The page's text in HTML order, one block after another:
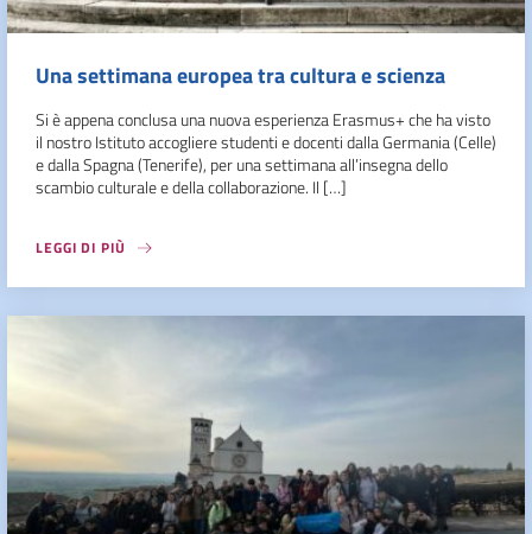
Una settimana europea tra cultura e scienza
Si è appena conclusa una nuova esperienza Erasmus+ che ha visto
il nostro Istituto accogliere studenti e docenti dalla Germania (Celle)
e dalla Spagna (Tenerife), per una settimana all’insegna dello
scambio culturale e della collaborazione. Il […]
LEGGI DI PIÙ